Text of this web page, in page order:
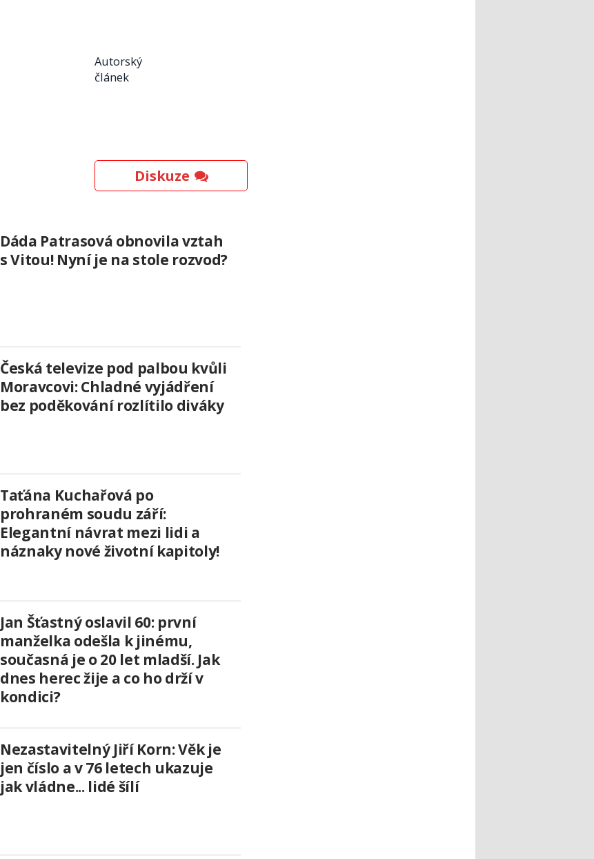
Autorský
článek
Diskuze
Dáda Patrasová obnovila vztah
s Vitou! Nyní je na stole rozvod?
Česká televize pod palbou kvůli
Moravcovi: Chladné vyjádření
bez poděkování rozlítilo diváky
Taťána Kuchařová po
prohraném soudu září:
Elegantní návrat mezi lidi a
náznaky nové životní kapitoly!
Jan Šťastný oslavil 60: první
manželka odešla k jinému,
současná je o 20 let mladší. Jak
dnes herec žije a co ho drží v
kondici?
Nezastavitelný Jiří Korn: Věk je
jen číslo a v 76 letech ukazuje
jak vládne... lidé šílí